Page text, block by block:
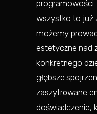
wszystko to już
możemy
estetyczne nad
konkretnego
głębsze
zaszyfrowane
doświadczenie,